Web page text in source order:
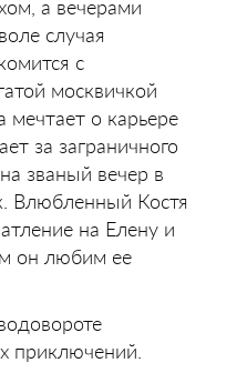
а вечерами
случая
с
москвичкой
мечтает о карьере
за заграничного
званый вечер в
Влюбленный Костя
на Елену и
он любим ее
приключений.